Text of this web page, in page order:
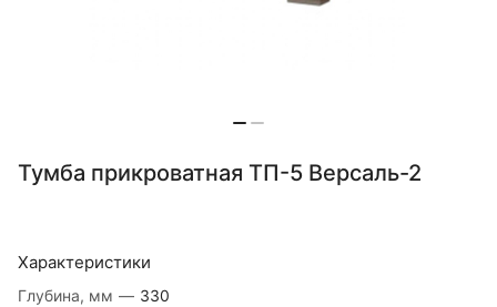
Тумба прикроватная ТП-5 Версаль-2
Характеристики
Глубина, мм — 330